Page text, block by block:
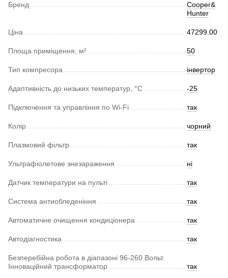
Бренд
Cooper&
Hunter
Ціна 47299.00
Площа приміщення, м² 50
Тип компресора інвертор
Адаптивність до низьких температур, °С -25
Підключення та управління по Wi-Fi так
Колір чорний
Плазмовий фільтр так
Ультрафіолетове знезараження ні
Датчик температури на пульті так
Система антиобледеніння так
Автоматичне очищення кондиціонера так
Автодіагностика так
Безперебійна робота в діапазоні 96-260 Вольт.
Інноваційний трансформатор
так